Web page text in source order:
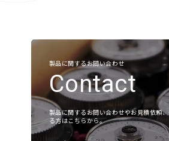
各種ダウンロード
該⾮判定書について
会社案内
Corporate Value
製品に関するお問い合わせ
Contact
製品に関するお問い合わせやお見積依頼
る方はこちらから。